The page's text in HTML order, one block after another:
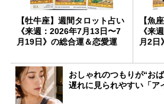
【牡牛座】週間タロット占い
《来週：2026年7月13日〜7
月19日》の総合運＆恋愛運
【魚
《来
月2日
おしゃれのつもりが“お
遅れに見られやすい「ア